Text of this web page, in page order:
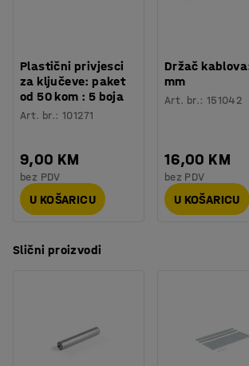
Plastični privjesci
za ključeve: paket
od 50 kom : 5 boja
Art. br.:101271
9,00 KM
bez PDV
U KOŠARICU
Držač
mm
Art. br.: 151042
16,00 KM
bez PDV
U KOŠARICU
Slični proizvodi